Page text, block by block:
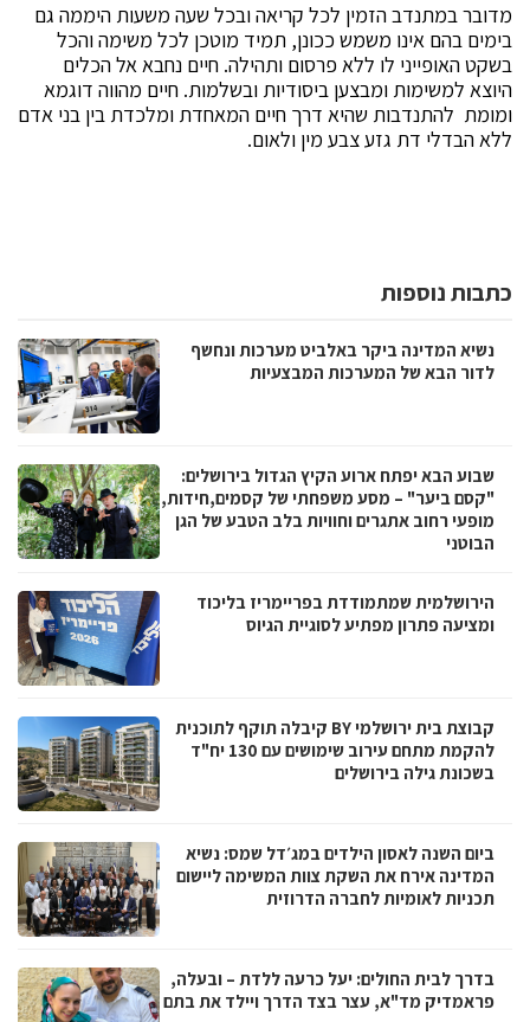
מדובר במתנדב הזמין לכל קריאה ובכל שעה משעות היממה גם
בימים בהם אינו משמש ככונן, תמיד מוטכן לכל משימה והכל
בשקט האופייני לו ללא פרסום ותהילה. חיים נחבא אל הכלים
היוצא למשימות ומבצען ביסודיות ובשלמות. חיים מהווה דוגמא
ומומת להתנדבות שהיא דרך חיים המאחדת ומלכדת בין בני אדם
ללא הבדלי דת גזע צבע מין ולאום.
כתבות נוספות
נשיא המדינה ביקר באלביט מערכות ונחשף
לדור הבא של המערכות המבצעיות
שבוע הבא יפתח ארוע הקיץ הגדול בירושלים:
"קסם ביער" – מסע משפחתי של קסמים,חידות,
מופעי רחוב אתגרים וחוויות בלב הטבע של הגן
הבוטני
הירושלמית שמתמודדת בפריימריז בליכוד
ומציעה פתרון מפתיע לסוגיית הגיוס
קבוצת בית ירושלמי BY קיבלה תוקף לתוכנית
להקמת מתחם עירוב שימושים עם 130 יח"ד
בשכונת גילה בירושלים
ביום השנה לאסון הילדים במג׳דל שמס: נשיא
המדינה אירח את השקת צוות המשימה ליישום
תכניות לאומיות לחברה הדרוזית
בדרך לבית החולים: יעל כרעה ללדת – ובעלה,
פראמדיק מד"א, עצר בצד הדרך ויילד את בתם